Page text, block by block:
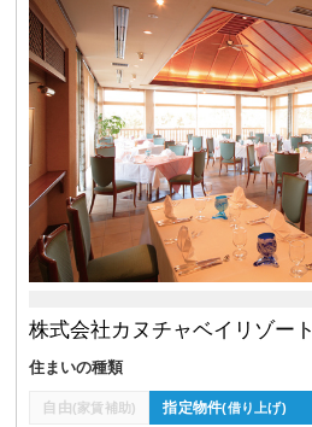
株式会社カヌチャベイリゾート
住まいの種類
自由(家賃補助) 指定物件(借り上げ)